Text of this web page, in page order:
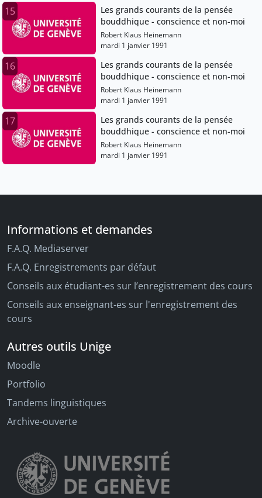
15
Les grands courants de la pensée
bouddhique - conscience et non-moi
Robert Klaus Heinemann
mardi 1 janvier 1991
16
Les grands courants de la pensée
bouddhique - conscience et non-moi
Robert Klaus Heinemann
mardi 1 janvier 1991
17
Les grands courants de la pensée
bouddhique - conscience et non-moi
Robert Klaus Heinemann
mardi 1 janvier 1991
Informations et demandes
F.A.Q. Mediaserver
F.A.Q. Enregistrements par défaut
Conseils aux étudiant-es sur l’enregistrement des cours
Conseils aux enseignant-es sur l'enregistrement des
cours
Autres outils Unige
Moodle
Portfolio
Tandems linguistiques
Archive-ouverte